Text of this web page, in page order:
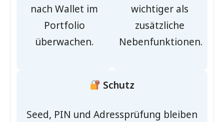
nach Wallet im
Portfolio
überwachen.
wichtiger als
zusätzliche
Nebenfunktionen.
Schutz
Seed, PIN und Adressprüfung bleiben